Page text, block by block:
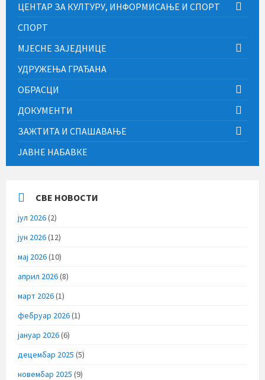
ЦЕНТАР ЗА КУЛТУРУ, ИНФОРМИСАЊЕ И СПОРТ
СПОРТ
МЈЕСНЕ ЗАЈЕДНИЦЕ
УДРУЖЕЊА ГРАЂАНА
ОБРАСЦИ
ДОКУМЕНТИ
ЗАЖТИТА И СПАШАВАЊЕ
ЈАВНЕ НАБАВКЕ
СВЕ НОВОСТИ
јул 2026(2)
јун 2026(12)
мај 2026(10)
април 2026(8)
март 2026(1)
фебруар 2026(1)
јануар 2026(6)
децембар 2025 (5)
новембар 2025 (9)